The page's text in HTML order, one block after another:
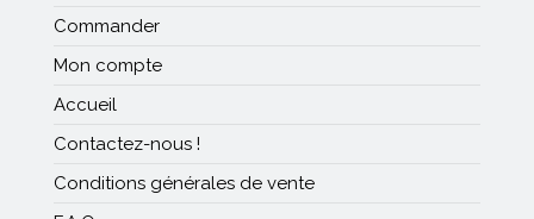
Commander
Mon compte
Accueil
Contactez-nous !
Conditions générales de vente